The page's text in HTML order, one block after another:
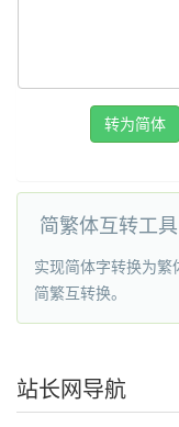
转为简体
简繁体互转工具
实现简体字转换为繁
简繁互转换。
站长网导航